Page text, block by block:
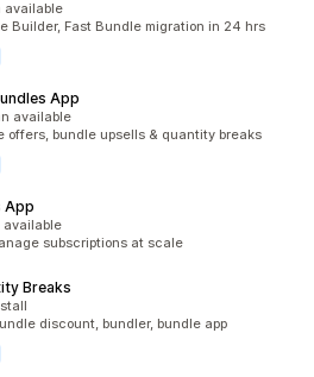
464
available
Builder, Fast Bundle migration in 24 hrs
App
2501
available
offers, bundle upsells & quantity breaks
App
683
available
subscriptions at scale
Breaks
284
discount, bundler, bundle app